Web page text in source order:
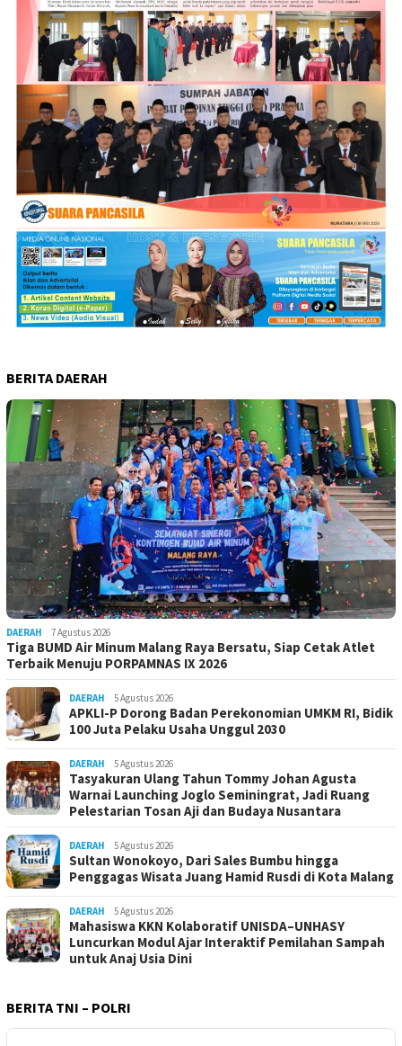
BERITA DAERAH
DAERAH 7 Agustus 2026
Tiga BUMD Air Minum Malang Raya Bersatu, Siap Cetak Atlet
Terbaik Menuju PORPAMNAS IX 2026
DAERAH 5 Agustus 2026
APKLI-P Dorong Badan Perekonomian UMKM RI, Bidik
100 Juta Pelaku Usaha Unggul 2030
DAERAH 5 Agustus 2026
Tasyakuran Ulang Tahun Tommy Johan Agusta
Warnai Launching Joglo Seminingrat, Jadi Ruang
Pelestarian Tosan Aji dan Budaya Nusantara
DAERAH 5 Agustus 2026
Sultan Wonokoyo, Dari Sales Bumbu hingga
Penggagas Wisata Juang Hamid Rusdi di Kota Malang
DAERAH 5 Agustus 2026
Mahasiswa KKN Kolaboratif UNISDA–UNHASY
Luncurkan Modul Ajar Interaktif Pemilahan Sampah
untuk Anaj Usia Dini
BERITA TNI – POLRI